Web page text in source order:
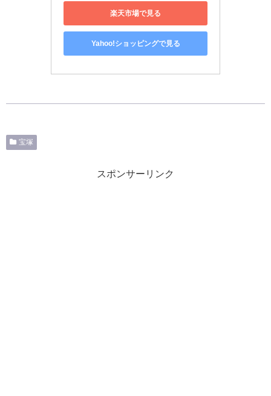
楽天市場で見る
Yahoo!ショッピングで見る
宝塚
スポンサーリンク